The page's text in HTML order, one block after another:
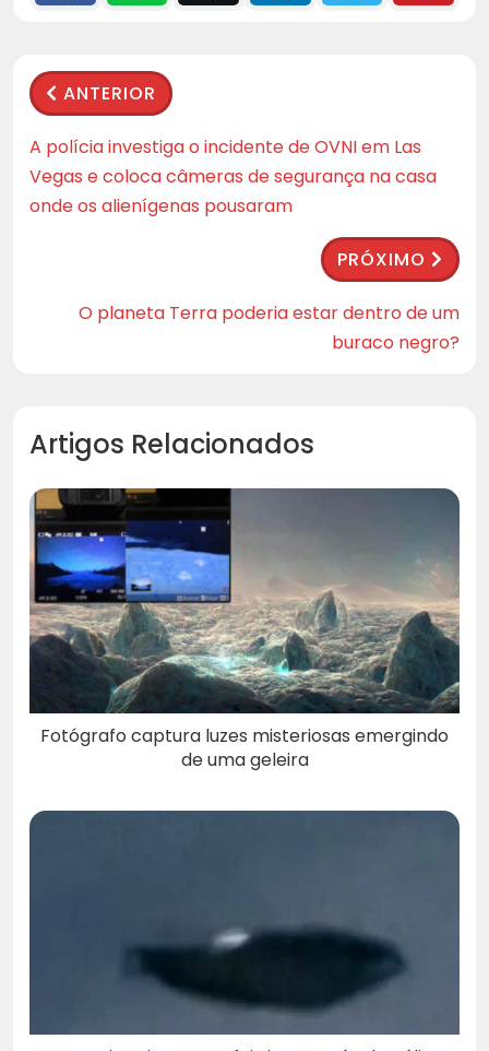
ANTERIOR
A polícia investiga o incidente de OVNI em Las
Vegas e coloca câmeras de segurança na casa
onde os alienígenas pousaram
PRÓXIMO
O planeta Terra poderia estar dentro de um
buraco negro?
Artigos Relacionados
Fotógrafo captura luzes misteriosas emergindo
de uma geleira